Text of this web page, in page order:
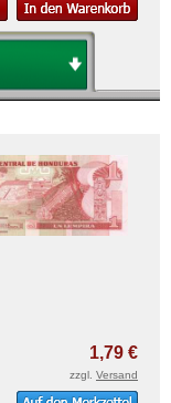
1,79 €
zzgl. Versand